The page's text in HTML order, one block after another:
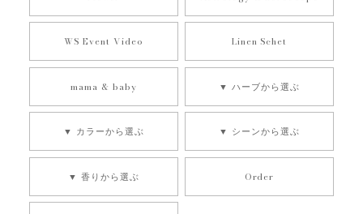
友人の誕生日プレゼントに購入しました。良い香りで今から
応頂きありがとうございました！
2024/12/13
いつも素敵なキャンドルをありがとうございます。 店主さん
WS Event Video Linen Schet
mama & baby ▼ ハーブから選ぶ
▼ カラーから選ぶ ▼ シーンから選ぶ
▼ 香りから選ぶ Order